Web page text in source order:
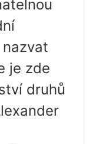
je zde
druhů